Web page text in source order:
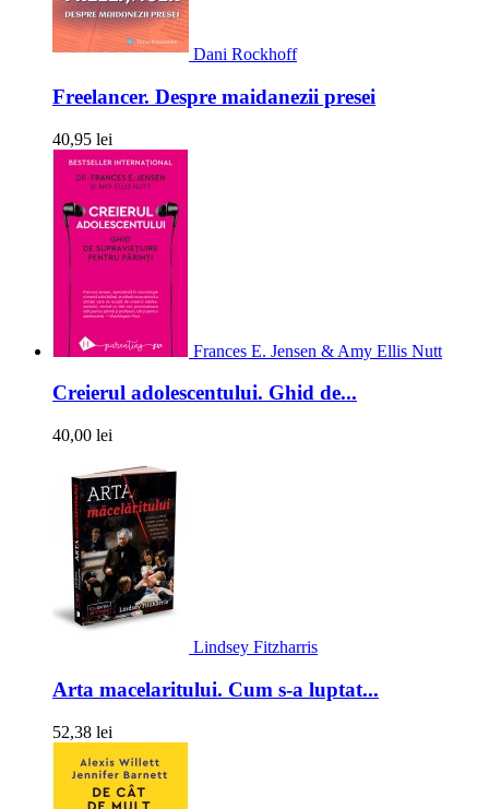
Dani Rockhoff
Freelancer. Despre maidanezii presei
40,95 lei
Frances E. Jensen & Amy Ellis Nutt
Creierul adolescentului. Ghid de...
40,00 lei
Lindsey Fitzharris
Arta macelaritului. Cum s-a luptat...
52,38 lei